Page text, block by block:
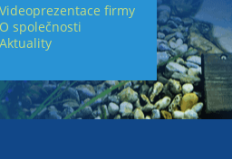
Videoprezentace firmy
O společnosti
Aktuality